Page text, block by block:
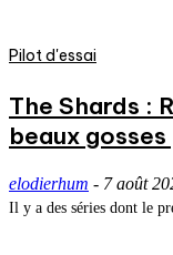
Pilot d'essai
The Shards :
beaux
elodierhum - 7 août
Il y a des séries dont le